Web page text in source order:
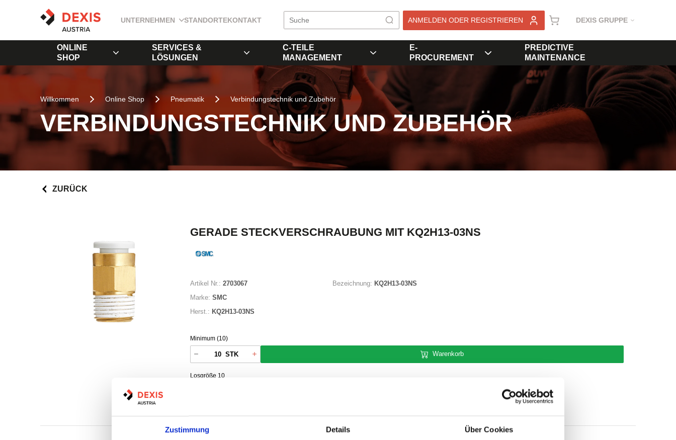
Zustimmung Details Über Cookies
UNTERNEHMEN STANDORTEKONTAKT ANMELDEN ODER REGISTRIEREN DEXIS GRUPPE
ONLINE
SHOP
SERVICES &
LÖSUNGEN
C-TEILE
MANAGEMENT
E-
PROCUREMENT
PREDICTIVE
MAINTENANCE
Willkommen Online Shop Pneumatik Verbindungstechnik und Zubehör
VERBINDUNGSTECHNIK UND ZUBEHÖR
ZURÜCK
GERADE STECKVERSCHRAUBUNG MIT KQ2H13-03NS
Artikel Nr.: 2703067
Marke: SMC
Herst.: KQ2H13-03NS
Bezeichnung: KQ2H13-03NS
Minimum (10)
STK
Losgröße 10
Warenkorb